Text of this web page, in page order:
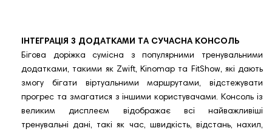
ІНТЕГРАЦІЯ З ДОДАТКАМИ ТА СУЧАСНА КОНСОЛЬ
Бігова доріжка сумісна з популярними тренувальними
додатками, такими як Zwift, Kinomap та FitShow, які дають
змогу бігати віртуальними маршрутами, відстежувати
прогрес та змагатися з іншими користувачами. Консоль із
великим дисплеєм відображає всі найважливіші
тренувальні дані, такі як час, швидкість, відстань, нахил,